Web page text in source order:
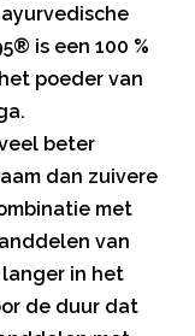
is een 100 %
poeder van
beter
dan zuivere
met
van
langer in het
de duur dat